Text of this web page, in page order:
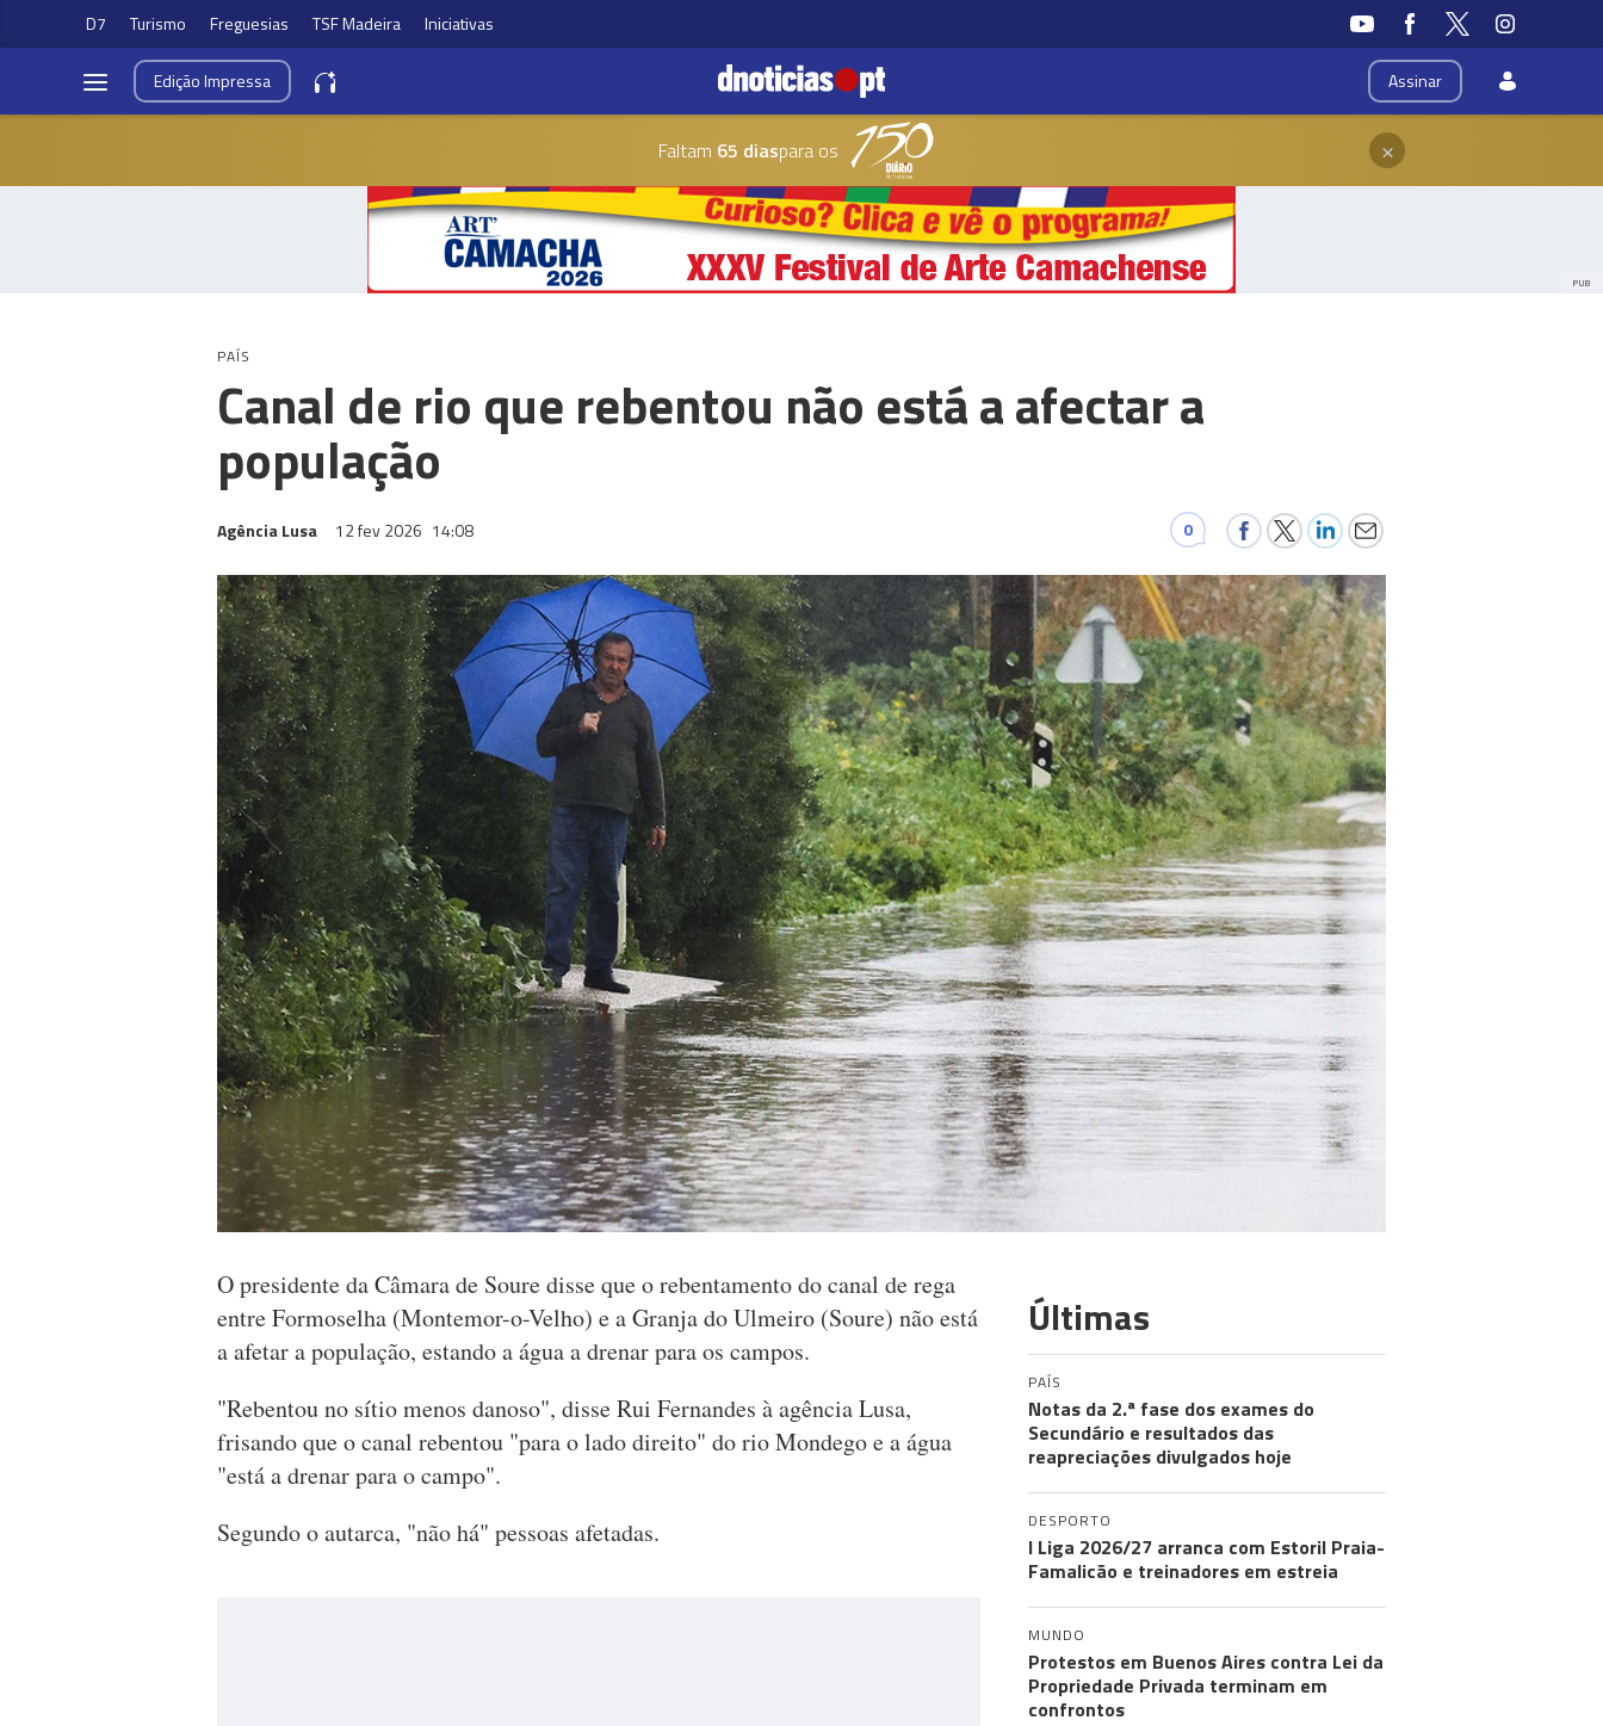
D7 Turismo Freguesias TSF Madeira Iniciativas
Assinar
EdiçãoImpressa
Faltam 65 diaspara os ×
PUB
PAÍS
Canal de rio que rebentou não está a afectar a
população
Agência Lusa 12 fev 2026 14:08 0
O presidente da Câmara de Soure disse que o rebentamento do canal de rega
entre Formoselha (Montemor-o-Velho) e a Granja do Ulmeiro (Soure) não está
a afetar a população, estando a água a drenar para os campos.
"Rebentou no sítio menos danoso", disse Rui Fernandes à agência Lusa,
frisando que o canal rebentou "para o lado direito" do rio Mondego e a água
"está a drenar para o campo".
Segundo o autarca, "não há" pessoas afetadas.
Últimas
PAÍS
Notas da 2.ª fase dos exames do
Secundário e resultados das
reapreciações divulgados hoje
DESPORTO
I Liga 2026/27 arranca com Estoril Praia-
Famalicão e treinadores em estreia
MUNDO
Protestos em Buenos Aires contra Lei da
Propriedade Privada terminam em
confrontos